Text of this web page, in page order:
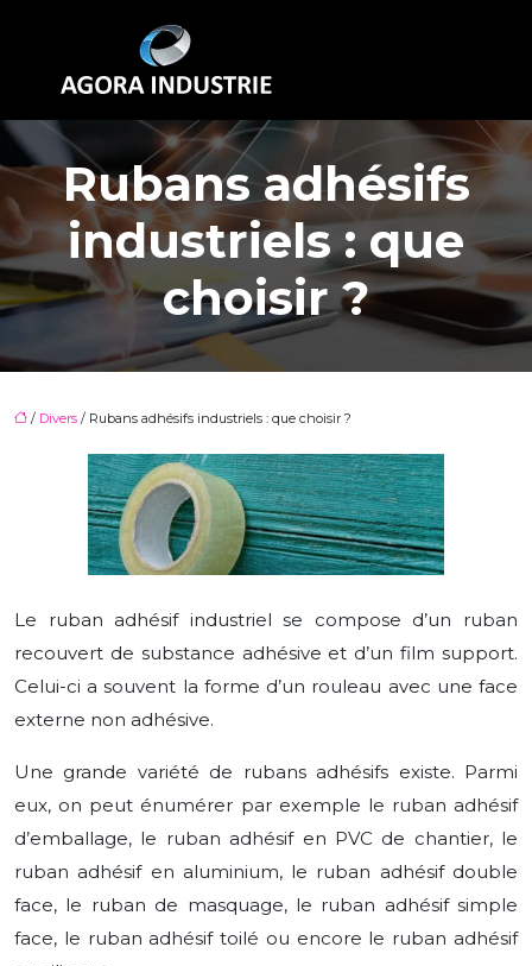
Rubans adhésifs
industriels : que
choisir ?
/ Divers / Rubans adhésifs industriels : que choisir ?
Le ruban adhésif industriel se compose d’un ruban
recouvert de substance adhésive et d’un film support.
Celui-ci a souvent la forme d’un rouleau avec une face
externe non adhésive.
Une grande variété de rubans adhésifs existe. Parmi
eux, on peut énumérer par exemple le ruban adhésif
d’emballage, le ruban adhésif en PVC de chantier, le
ruban adhésif en aluminium, le ruban adhésif double
face, le ruban de masquage, le ruban adhésif simple
face, le ruban adhésif toilé ou encore le ruban adhésif